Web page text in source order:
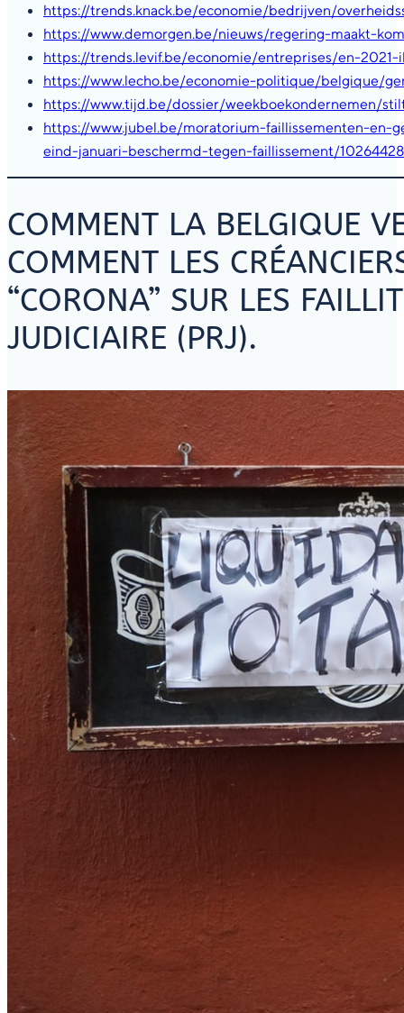
https://trends.knack.be/economie/bedrijven/
https://www.demorgen.be/nieuws/regering-maakt-
https://trends.levif.be/economie/entreprises/en-
https://www.lecho.be/economie-politique/belgique/
https://www.tijd.be/dossier/weekboekondernemen/
https://www.jubel.be/moratorium-faillissementen-en-
eind-januari-beschermd-tegen-faillissement/
COMMENT LA BELGIQUE
COMMENT LES
“CORONA” SUR LES
JUDICIAIRE (PRJ).